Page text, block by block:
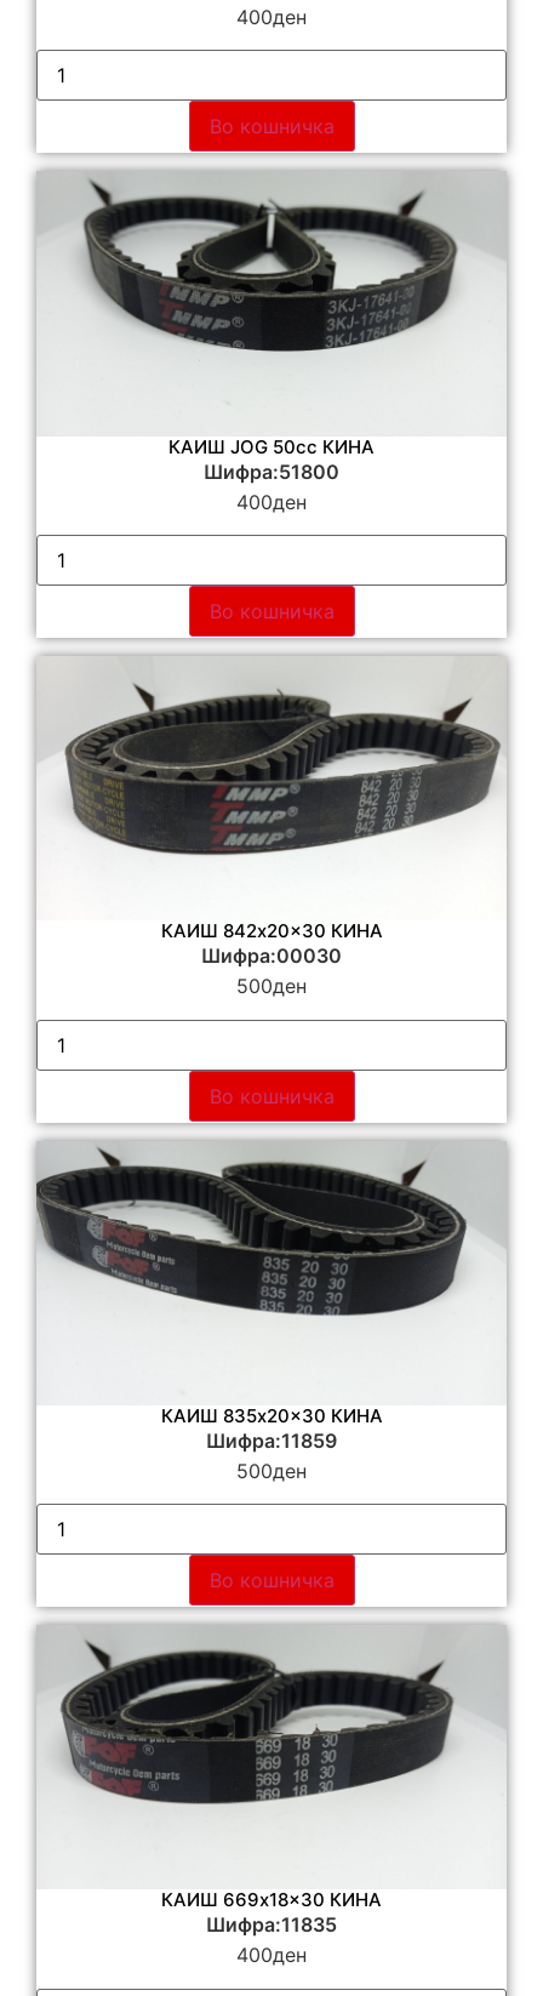
400ден
Во кошничка
КАИШ JOG 50cc КИНА
Шифра:51800
400ден
Во кошничка
КАИШ 842x20x30 КИНА
Шифра:00030
500ден
Во кошничка
КАИШ 835x20x30 КИНА
Шифра:11859
500ден
Во кошничка
КАИШ 669x18x30 КИНА
Шифра:11835
400ден